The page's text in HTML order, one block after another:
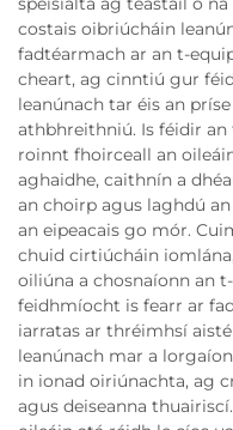
costais oibriúcháin
fadtéarmach ar an t-
cheart, ag cinntiú gur
leanúnach tar éis an
athbhreithniú. Is féidir
roinnt fhoirceall an
aghaidhe, caithnín a
an choirp agus laghdú
an eipeacais go mór.
chuid cirtiúcháin
oiliúna a chosnaíonn an
feidhmíocht is fearr ar
iarratas ar thréimhsí
leanúnach mar a
in ionad oiriúnachta, ag
agus deiseanna